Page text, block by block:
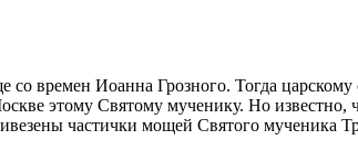
времен Иоанна Грозного. Тогда
этому Святому мученику. Но известно,
частички мощей Святого мученика